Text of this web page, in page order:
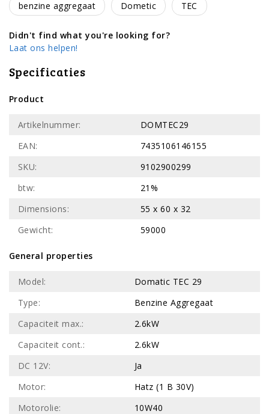
benzine aggregaat
Dometic TEC
Didn't find what you're looking for?
Laat ons helpen!
Specificaties
Product
Artikelnummer:
DOMTEC29
EAN:
7435106146155
SKU:
9102900299
btw:
21%
Dimensions:
55 x 60 x 32
Gewicht:
59000
General properties
Model:
Domatic TEC 29
Type:
Benzine Aggregaat
Capaciteit max.:
2.6kW
Capaciteit cont.:
2.6kW
DC 12V:
Ja
Motor:
Hatz (1 B 30V)
Motorolie:
10W40